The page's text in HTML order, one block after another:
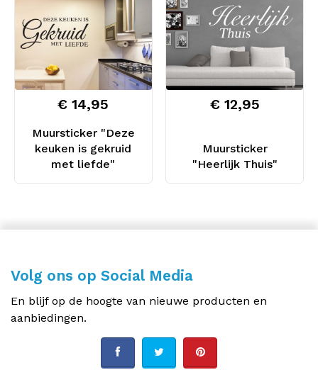
Muursticker "Deze
keuken is gekruid
met liefde"
€ 14,95
Muursticker
"Heerlijk Thuis"
€ 12,95
Volg ons op Social Media
En blijf op de hoogte van nieuwe producten en
aanbiedingen.